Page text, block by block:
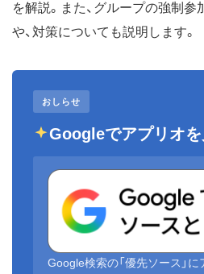
を解説。また、グループの強制
や、対策についても説明します。
おしらせ
Googleでアプリオを
Google検索の「優先ソース」